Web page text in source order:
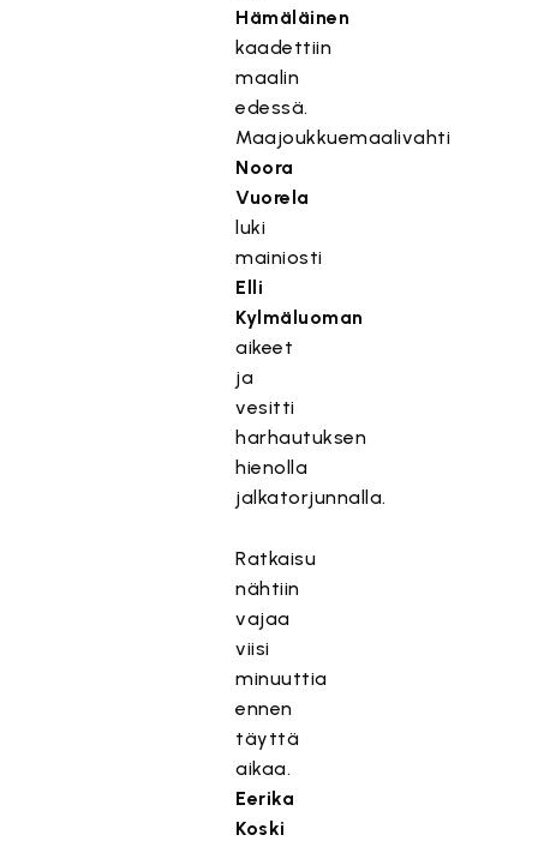
Hämäläinen
kaadettiin
maalin
edessä.
Maajoukkuemaalivahti
Noora
Vuorela
luki
mainiosti
Elli
Kylmäluoman
aikeet
ja
vesitti
harhautuksen
hienolla
jalkatorjunnalla.
Ratkaisu
nähtiin
vajaa
viisi
minuuttia
ennen
täyttä
aikaa.
Eerika
Koski